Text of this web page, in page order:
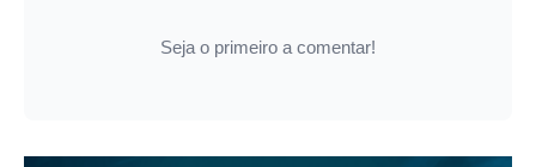
Seja o primeiro a comentar!